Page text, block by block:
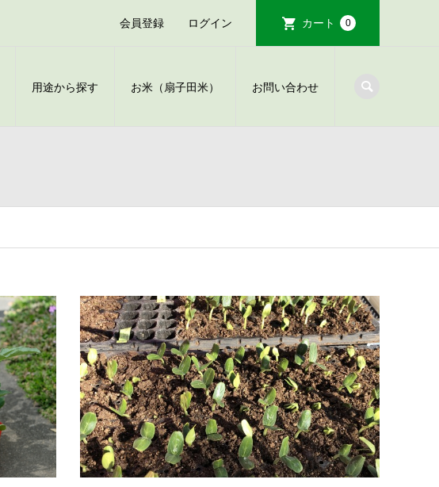
会員登録 ログイン カート 0
用途から探す お米（扇子田米） お問い合わせ